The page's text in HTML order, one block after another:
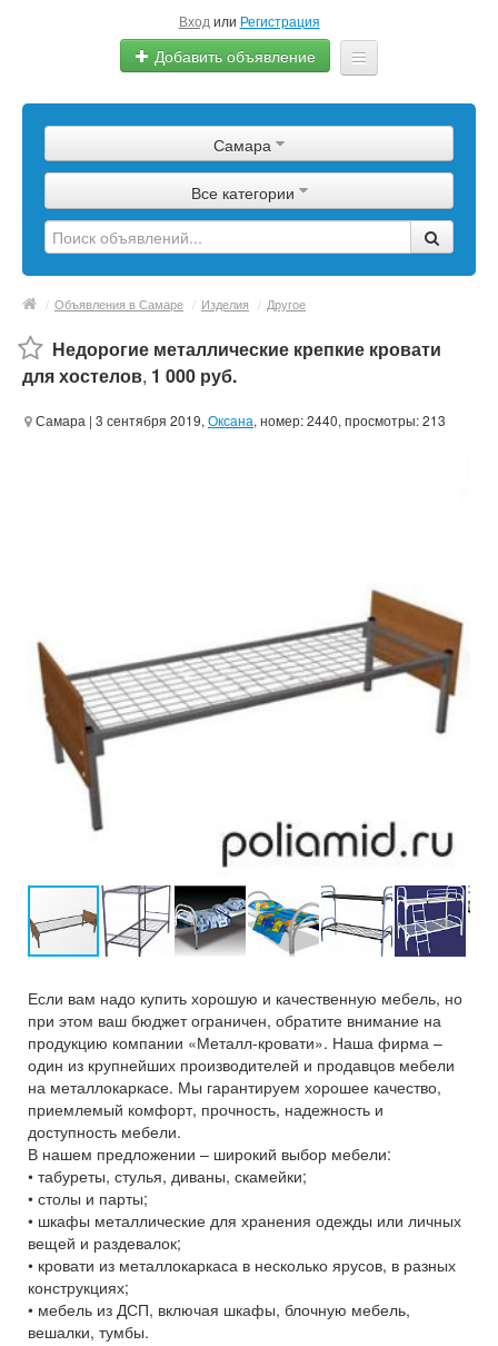
Вход или Регистрация
Добавить объявление
Сырье
Изделия
Оборудование
Услуги
Еще
Самара
Все категории
/ Объявления в Самаре / Изделия / Другое
Недорогие металлические крепкие кровати
для хостелов, 1 000 руб.
Самара | 3 сентября 2019, Оксана, номер: 2440, просмотры: 213
Если вам надо купить хорошую и качественную мебель, но
при этом ваш бюджет ограничен, обратите внимание на
продукцию компании «Металл-кровати». Наша фирма –
один из крупнейших производителей и продавцов мебели
на металлокаркасе. Мы гарантируем хорошее качество,
приемлемый комфорт, прочность, надежность и
доступность мебели.
В нашем предложении – широкий выбор мебели:
• табуреты, стулья, диваны, скамейки;
• столы и парты;
• шкафы металлические для хранения одежды или личных
вещей и раздевалок;
• кровати из металлокаркаса в несколько ярусов, в разных
конструкциях;
• мебель из ДСП, включая шкафы, блочную мебель,
вешалки, тумбы.